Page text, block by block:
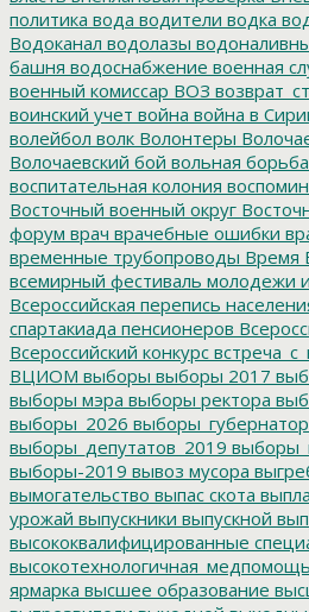
политика вода водители водка
Водоканал водолазы
башня водоснабжение военная
военный комиссар ВОЗ
воинский учет война война в
волейбол волк Волонтеры
Волочаевский бой вольная борьба
воспитательная колония
Восточный военный округ
форум врач врачебные ошибки
временные трубопроводы Время
всемирный фестиваль молодежи
Всероссийская перепись
спартакиада пенсионеров
Всероссийский конкурс
ВЦИОМ выборы выборы 2017
выборы мэра выборы ректора
выборы_2026
выборы_депутатов_2019
выборы-2019 вывоз мусора
вымогательство выпас скота
урожай выпускники выпускной
высококвалифицированные
высокотехнологичная_медпомощь
ярмарка высшее образование